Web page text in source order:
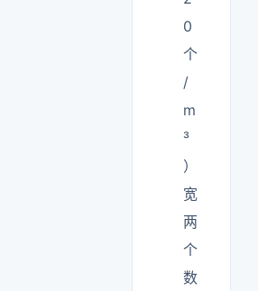
0
个
/
m
³
）
宽
两
个
数